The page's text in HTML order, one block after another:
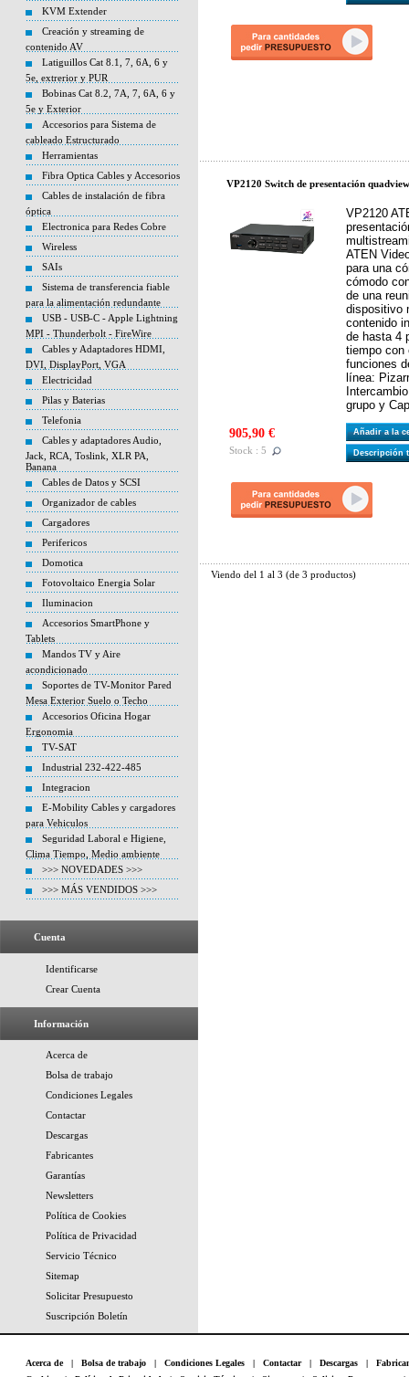
KVM Extender
Creación y streaming de
contenido AV
Latiguillos Cat 8.1, 7, 6A, 6 y
5e, extrerior y PUR
Bobinas Cat 8.2, 7A, 7, 6A, 6 y
5e y Exterior
Accesorios para Sistema de
cableado Estructurado
Herramientas
Fibra Optica Cables y Accesorios
Cables de instalación de fibra
óptica
Electronica para Redes Cobre
Wireless
SAIs
Sistema de transferencia fiable
para la alimentación redundante
USB - USB-C - Apple Lightning
MPI - Thunderbolt - FireWire
Cables y Adaptadores HDMI,
DVI, DisplayPort, VGA
Electricidad
Pilas y Baterias
Telefonia
Cables y adaptadores Audio,
Jack, RCA, Toslink, XLR PA,
Banana
Cables de Datos y SCSI
Organizador de cables
Cargadores
Perifericos
Domotica
Fotovoltaico Energia Solar
Iluminacion
Accesorios SmartPhone y
Tablets
Mandos TV y Aire
acondicionado
Soportes de TV-Monitor Pared
Mesa Exterior Suelo o Techo
Accesorios Oficina Hogar
Ergonomia
TV-SAT
Industrial 232-422-485
Integracion
E-Mobility Cables y cargadores
para Vehiculos
Seguridad Laboral e Higiene,
Clima Tiempo, Medio ambiente
>>> NOVEDADES >>>
>>> MÁS VENDIDOS >>>
Cuenta
Identificarse
Crear Cuenta
Información
Acerca de
Bolsa de trabajo
Condiciones Legales
Contactar
Descargas
Fabricantes
Garantías
Newsletters
Política de Cookies
Política de Privacidad
Servicio Técnico
Sitemap
Solicitar Presupuesto
Suscripción Boletín
VP2120 Switch de presentación
VP2120
ATEN
para una
cómodo
de una
dispositivo
contenido
de hasta 4
tiempo con
funciones
línea:
grupo y
905,90 €
Stock : 5
Añadir a la
Descripción
Viendo del 1 al 3 (de 3 productos)
Acerca de| Bolsa de trabajo | Condiciones Legales | Contactar| Descargas |